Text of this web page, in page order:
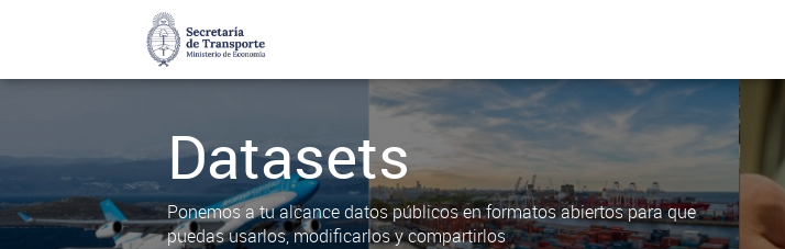
Datasets
Ponemos a tu alcance datos públicos en formatos abiertos para que
puedas usarlos, modificarlos y compartirlos